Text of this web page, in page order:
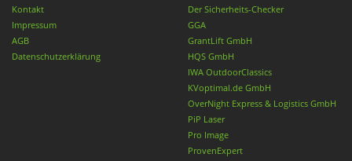
Kontakt
Impressum
AGB
Datenschutzerklärung
Der Sicherheits-Checker
GGA
GrantLift GmbH
HQS GmbH
IWA OutdoorClassics
KVoptimal.de GmbH
OverNight Express & Logistics GmbH
PiP Laser
Pro Image
ProvenExpert